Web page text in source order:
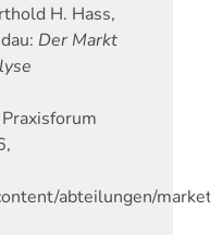
H. Hass,
Der Markt
abteilungen/